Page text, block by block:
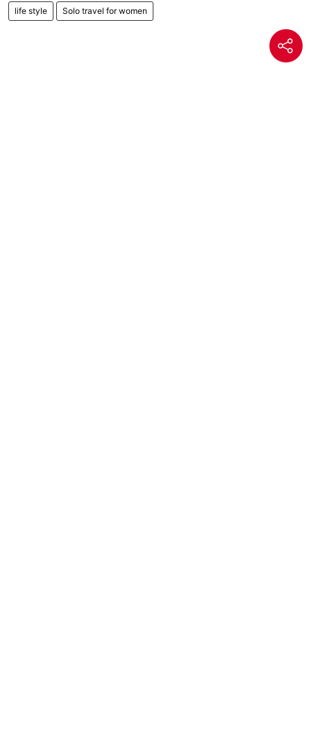
life style Solo travel for women